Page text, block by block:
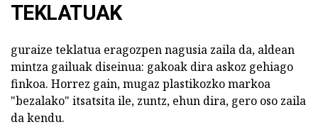
TEKLATUAK
guraize teklatua eragozpen nagusia zaila da, aldean
mintza gailuak diseinua: gakoak dira askoz gehiago
finkoa. Horrez gain, mugaz plastikozko markoa
"bezalako" itsatsita ile, zuntz, ehun dira, gero oso zaila
da kendu.